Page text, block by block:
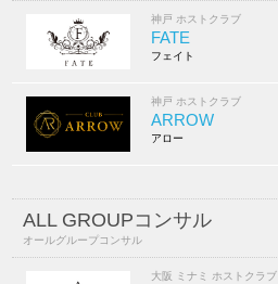
神戸 ホストクラブ
FATE
フェイト
神戸 ホストクラブ
ARROW
アロー
ALL GROUPコンサル
オールグループコンサル
大阪 ミナミ ホストクラブ